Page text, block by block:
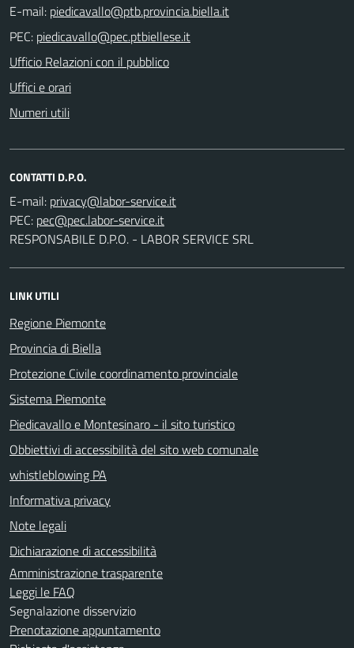
E-mail:
PEC:
Ufficio Relazioni con il pubblico
Uffici e orari
Numeri utili
CONTATTI D.P.O.
E-mail:
PEC:
RESPONSABILE D.P.O. - LABOR SERVICE SRL
LINK UTILI
Regione Piemonte
Provincia di Biella
Protezione Civile coordinamento provinciale
Sistema Piemonte
Piedicavallo e Montesinaro - il sito turistico
Obbiettivi di accessibilità del sito web comunale
whistleblowing PA
Informativa privacy
Note legali
Dichiarazione di accessibilità
Amministrazione trasparente
Leggi le FAQ
Segnalazione disservizio
Prenotazione appuntamento